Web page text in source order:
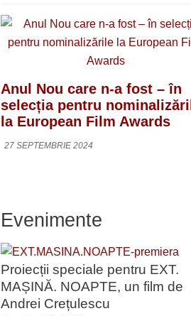
Anul Nou care n-a fost – în
selecția pentru
la European Film Awards
27 SEPTEMBRIE 2024
Evenimente
Proiecții speciale pentru EXT.
MAȘINĂ. NOAPTE, un film de
Andrei Crețulescu